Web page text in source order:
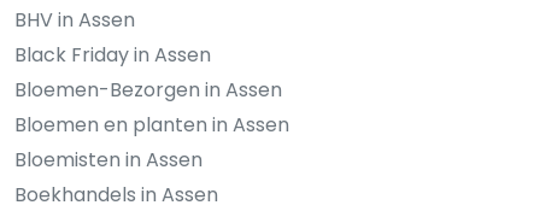
BHV in Assen
Black Friday in Assen
Bloemen-Bezorgen in Assen
Bloemen en planten in Assen
Bloemisten in Assen
Boekhandels in Assen